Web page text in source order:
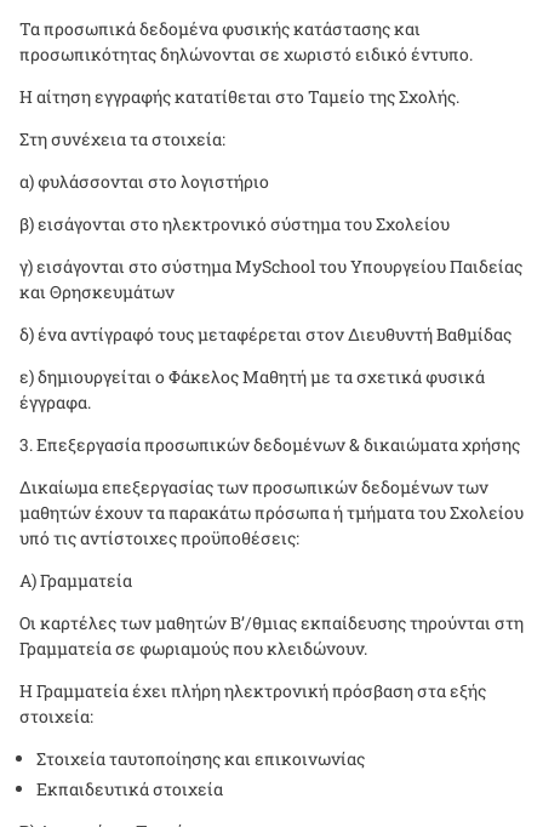
Τα προσωπικά δεδομένα φυσικής κατάστασης και
προσωπικότητας δηλώνονται σε χωριστό ειδικό έντυπο.
Η αίτηση εγγραφής κατατίθεται στο Ταμείο της Σχολής.
Στη συνέχεια τα στοιχεία:
α) φυλάσσονται στο λογιστήριο
β) εισάγονται στο ηλεκτρονικό σύστημα του Σχολείου
γ) εισάγονται στο σύστημαMySchoolτου Υπουργείου Παιδείας
και Θρησκευμάτων
δ) ένα αντίγραφό τους μεταφέρεται στον Διευθυντή Βαθμίδας
ε) δημιουργείται ο Φάκελος Μαθητή με τα σχετικά φυσικά
έγγραφα.
Επεξεργασία προσωπικών δεδομένων & δικαιώματα χρήσης
Δικαίωμα επεξεργασίας των προσωπικών δεδομένων των
μαθητών έχουν τα παρακάτω πρόσωπα ή τμήματα του Σχολείου
υπό τις αντίστοιχες προϋποθέσεις:
Α) Γραμματεία
Οι καρτέλες των μαθητών Β’/θμιας εκπαίδευσης τηρούνται στη
Γραμματεία σε φωριαμούς που κλειδώνουν.
Η Γραμματεία έχει πλήρη ηλεκτρονική πρόσβαση στα εξής
στοιχεία:
Στοιχεία ταυτοποίησης και επικοινωνίας
Εκπαιδευτικά στοιχεία